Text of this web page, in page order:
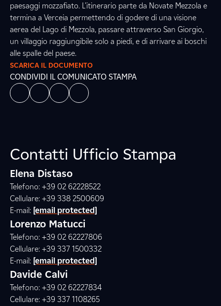
paesaggi mozzafiato. L’itinerario parte da Novate Mezzola e
termina a Verceia permettendo di godere di una visione
aerea del Lago di Mezzola, passare attraverso San Giorgio,
un villaggio raggiungibile solo a piedi, e di arrivare ai boschi
alle spalle del paese.
SCARICA IL DOCUMENTO
CONDIVIDI IL COMUNICATO STAMPA
Contatti Ufficio Stampa
Elena Distaso
Telefono: +39 02 62228522
Cellulare: +39 338 2500609
E-mail: [email protected]
Lorenzo Matucci
Telefono: +39 02 62227806
Cellulare: +39 337 1500332
E-mail: [email protected]
Davide Calvi
Telefono: +39 02 62227834
Cellulare: +39 337 1108265